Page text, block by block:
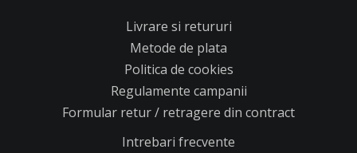
Livrare si retururi
Metode de plata
Politica de cookies
Regulamente campanii
Formular retur / retragere din contract
Intrebari frecvente